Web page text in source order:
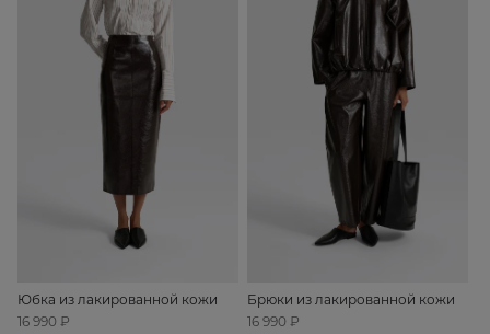
Юбка из лакированной кожи
16 990 ₽
Брюки из лакированной кожи
16 990 ₽